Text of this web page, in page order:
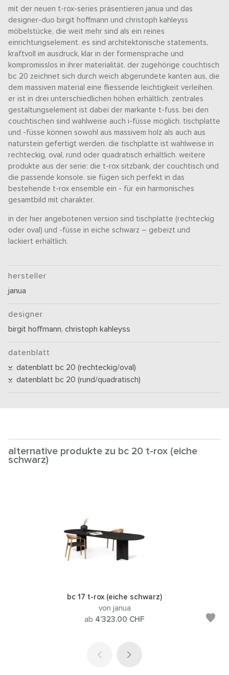
mit der neuen t-rox-series präsentieren janua und das
designer-duo birgit hoffmann und christoph kahleyss
möbelstücke, die weit mehr sind als ein reines
einrichtungselement. es sind architektonische statements,
kraftvoll im ausdruck, klar in der formensprache und
kompromisslos in ihrer materialität. der zugehörige couchtisch
bc 20 zeichnet sich durch weich abgerundete kanten aus, die
dem massiven material eine fliessende leichtigkeit verleihen.
er ist in drei unterschiedlichen höhen erhältlich. zentrales
gestaltungselement ist dabei der markante t-fuss. bei den
couchtischen sind wahlweise auch i-füsse möglich. tischplatte
und -füsse können sowohl aus massivem holz als auch aus
naturstein gefertigt werden. die tischplatte ist wahlweise in
rechteckig, oval, rund oder quadratisch erhältlich. weitere
produkte aus der serie: die t-rox sitzbank, der couchtisch und
die passende konsole. sie fügen sich perfekt in das
bestehende t-rox ensemble ein - für ein harmonisches
gesamtbild mit charakter.
in der hier angebotenen version sind tischplatte (rechteckig
oder oval) und -füsse in eiche schwarz – gebeizt und
lackiert erhältlich.
hersteller
janua
designer
birgit hoffmann,christoph kahleyss
datenblatt
datenblatt bc 20 (rechteckig/oval)
datenblatt bc 20 (rund/quadratisch)
alternative produkte zu bc 20 t-rox (eiche
schwarz)
bc 17 t-rox (eiche schwarz)
von janua
ab 4’323.00 CHF